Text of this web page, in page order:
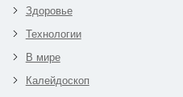
Здоровье
Технологии
В мире
Калейдоскоп